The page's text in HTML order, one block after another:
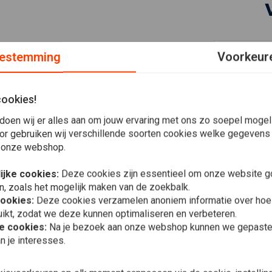
je niet snel ergens anders gaat zien. De uitstraling is
door de 13 projector LED's met dimlicht en groot licht.
met dagrij verlichting / running lights. Erg gaaf!¬†
Mount
€58,95
wij er alles aan om jouw ervaring met ons zo soepel
gebruiken wij verschillende soorten cookies welke
webshop.
cookies: Deze cookies zijn essentieel om onze website
zoals het mogelijk maken van de zoekbalk.
Deze cookies verzamelen anoniem informatie over
zodat we deze kunnen optimaliseren en verbeteren.
cookies: Na je bezoek aan onze webshop kunnen we
je interesses.